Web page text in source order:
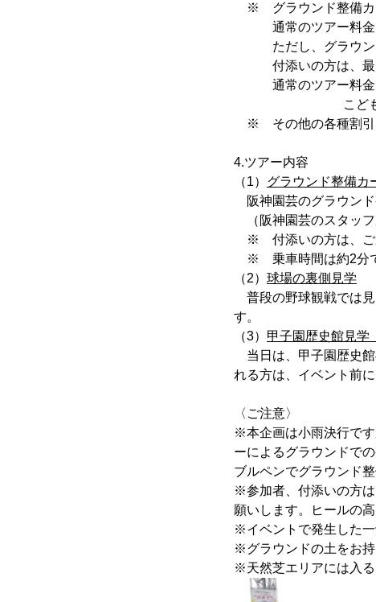
※ グラウンド整備カ
通常のツアー料金で
ただし、グラウンド
付添いの方は、最大
通常のツアー料金
こども（4歳～
※ その他の各種割引
4.ツアー内容
（1） グラウンド整備カ
阪神園芸のグラウンド
（阪神園芸のスタッフ
※ 付添いの方は、ご
※ 乗車時間は約2分で
（2） 球場の裏側見学
普段の野球観戦では見
す。
（3） 甲子園歴史館見学
当日は、甲子園歴史館
れる方は、イベント前
〈ご注意〉
※本企画は小雨決行で
ーによるグラウンドで
ブルペンでグラウンド
※参加者、付添いの方
願いします。ヒールの
※イベントで発生した一
※グラウンドの土をお持
※天然芝エリアには入る